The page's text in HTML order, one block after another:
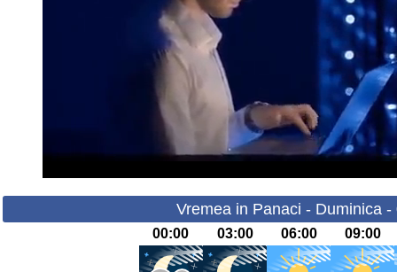
Vremea in Panaci - Duminica -
00:00 03:00 06:00 09:00